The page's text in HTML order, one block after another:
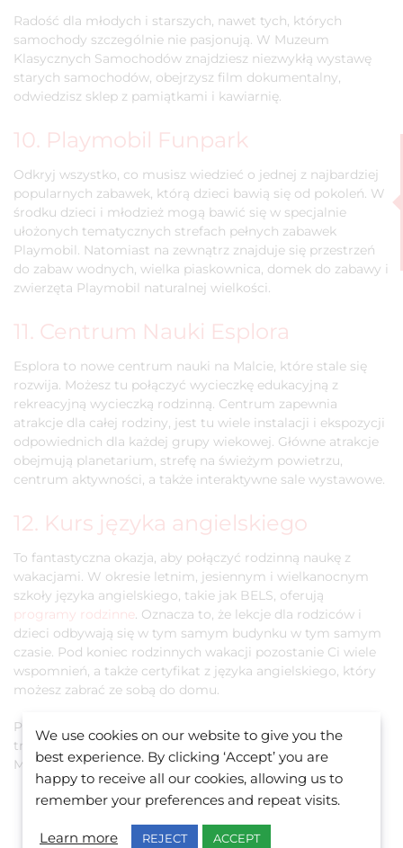
Radość dla młodych i starszych, nawet tych, których
samochody szczególnie nie pasjonują. W Muzeum
Klasycznych Samochodów znajdziesz niezwykłą wystawę
starych samochodów, obejrzysz film dokumentalny,
odwiedzisz sklep z pamiątkami i kawiarnię.
10. Playmobil Funpark
Odkryj wszystko, co musisz wiedzieć o jednej z najbardziej
popularnych zabawek, którą dzieci bawią się od pokoleń. W
środku dzieci i młodzież mogą bawić się w specjalnie
ułożonych tematycznych strefach pełnych zabawek
Playmobil. Natomiast na zewnątrz znajduje się przestrzeń
do zabaw wodnych, wielka piaskownica, domek do zabawy i
zwierzęta Playmobil naturalnej wielkości.
11. Centrum Nauki Esplora
Esplora to nowe centrum nauki na Malcie, które stale się
rozwija. Możesz tu połączyć wycieczkę edukacyjną z
rekreacyjną wycieczką rodzinną. Centrum zapewnia
atrakcje dla całej rodziny, jest tu wiele instalacji i ekspozycji
odpowiednich dla każdej grupy wiekowej. Główne atrakcje
obejmują planetarium, strefę na świeżym powietrzu,
centrum aktywności, a także interaktywne sale wystawowe.
12. Kurs języka angielskiego
To fantastyczna okazja, aby połączyć rodzinną naukę z
wakacjami. W okresie letnim, jesiennym i wielkanocnym
szkoły języka angielskiego, takie jak BELS, oferują
programy rodzinne. Oznacza to, że lekcje dla rodziców i
dzieci odbywają się w tym samym budynku w tym samym
czasie. Pod koniec rodzinnych wakacji pozostanie Ci wiele
wspomnień, a także certyfikat z języka angielskiego, który
możesz zabrać ze sobą do domu.
Pomożemy Ci zorganizować Twój kurs, zakwaterowanie i
transfer z lotniska, a także zaplanować różne atrakcje na
Malcie w oparciu o Twój budżet.
WYŚLIJ DO NAS E-MAIL
We use cookies on our website to give you the
best experience. By clicking ‘Accept’ you are
happy to receive all our cookies, allowing us to
remember your preferences and repeat visits.
Learn more REJECT ACCEPT